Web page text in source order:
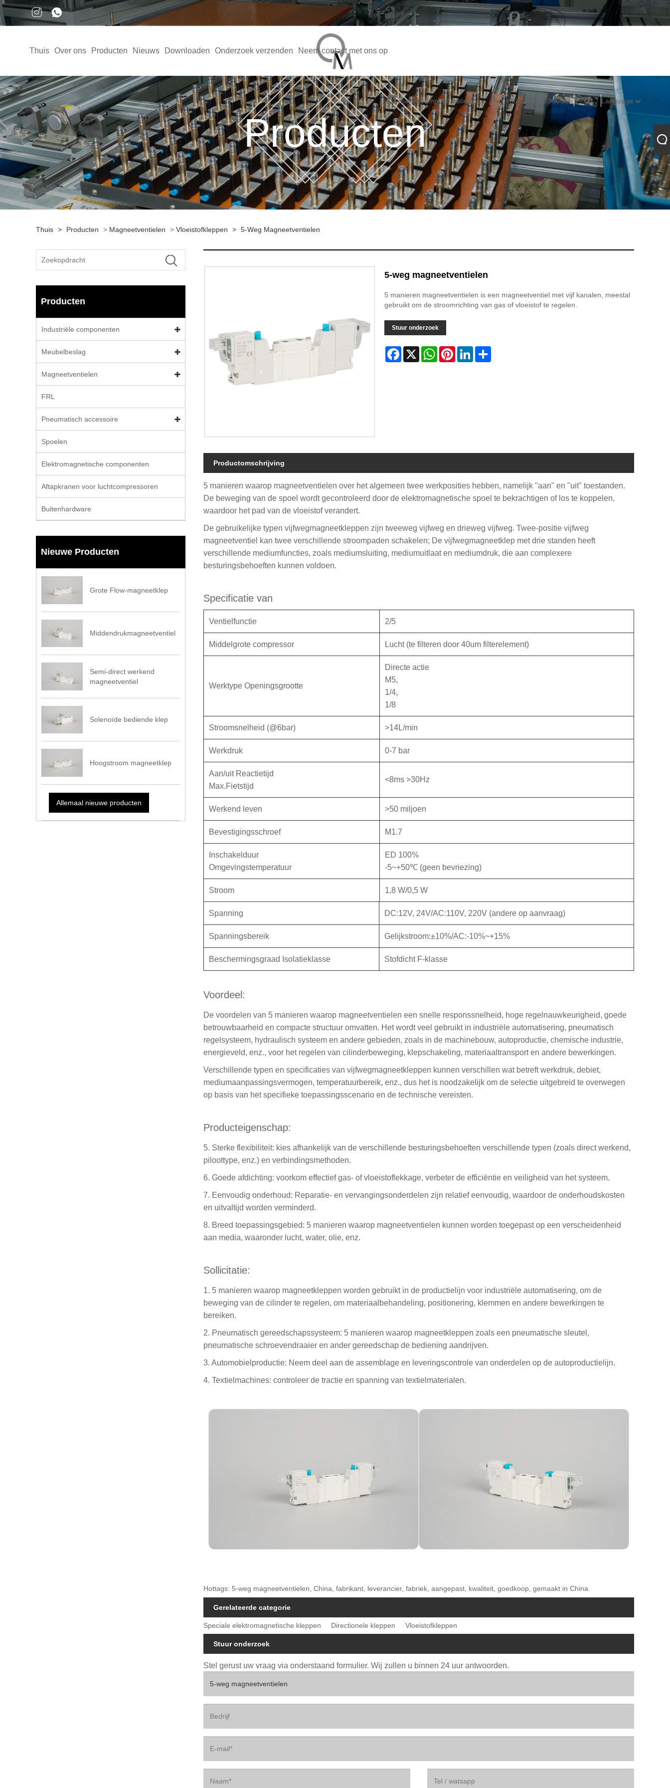
Thuis Over ons Producten Nieuws Downloaden Onderzoek verzenden Neem contact met ons op
sales@qmpneumatic.com +86-15988669855 Language
Producten
Thuis > Producten > Magneetventielen > Vloeistofkleppen > 5-Weg Magneetventielen
Producten
Industriële componenten
Meubelbeslag
Magneetventielen
FRL
Pneumatisch accessoire
Spoelen
Elektromagnetische componenten
Aftapkranen voor luchtcompressoren
Buitenhardware
Nieuwe Producten
Grote Flow-magneetklep
Middendrukmagneetventiel
Semi-direct werkend
magneetventiel
Solenoïde bediende klep
Hoogstroom magneetklep
Allemaal nieuwe producten
5-weg magneetventielen
5 manieren magneetventielen is een magneetventiel met vijf kanalen, meestal
gebruikt om de stroomrichting van gas of vloeistof te regelen.
Stuur onderzoek
Facebook
X WhatsAppPinterestLinkedInShare
Productomschrijving
5 manieren waarop magneetventielen over het algemeen twee werkposities hebben, namelijk "aan" en "uit" toestanden.
De beweging van de spoel wordt gecontroleerd door de elektromagnetische spoel te bekrachtigen of los te koppelen,
waardoor het pad van de vloeistof verandert.
De gebruikelijke typen vijfwegmagneetkleppen zijn tweeweg vijfweg en drieweg vijfweg. Twee-positie vijfweg
magneetventiel kan twee verschillende stroompaden schakelen; De vijfwegmagneetklep met drie standen heeft
verschillende mediumfuncties, zoals mediumsluiting, mediumuitlaat en mediumdruk, die aan complexere
besturingsbehoeften kunnen voldoen.
Specificatie van
Ventielfunctie 2/5
Middelgrote compressor Lucht (te filteren door 40um filterelement)
Werktype Openingsgrootte
Directe actie
M5,
1/4,
1/8
Stroomsnelheid (@6bar) >14L/min
Werkdruk 0-7 bar
Aan/uit Reactietijd
Max.Fietstijd
<8ms >30Hz
Werkend leven >50 miljoen
Bevestigingsschroef M1.7
Inschakelduur
Omgevingstemperatuur
ED 100%
-5~+50℃ (geen bevriezing)
Stroom 1,8 W/0,5 W
Spanning DC:12V, 24V/AC:110V, 220V (andere op aanvraag)
Spanningsbereik Gelijkstroom:±10%/AC:-10%~+15%
Beschermingsgraad Isolatieklasse Stofdicht F-klasse
Voordeel:
De voordelen van 5 manieren waarop magneetventielen een snelle responssnelheid, hoge regelnauwkeurigheid, goede
betrouwbaarheid en compacte structuur omvatten. Het wordt veel gebruikt in industriële automatisering, pneumatisch
regelsysteem, hydraulisch systeem en andere gebieden, zoals in de machinebouw, autoproductie, chemische industrie,
energieveld, enz., voor het regelen van cilinderbeweging, klepschakeling, materiaaltransport en andere bewerkingen.
Verschillende typen en specificaties van vijfwegmagneetkleppen kunnen verschillen wat betreft werkdruk, debiet,
mediumaanpassingsvermogen, temperatuurbereik, enz., dus het is noodzakelijk om de selectie uitgebreid te overwegen
op basis van het specifieke toepassingsscenario en de technische vereisten.
Producteigenschap:
5. Sterke flexibiliteit: kies afhankelijk van de verschillende besturingsbehoeften verschillende typen (zoals direct werkend,
piloottype, enz.) en verbindingsmethoden.
6. Goede afdichting: voorkom effectief gas- of vloeistoflekkage, verbeter de efficiëntie en veiligheid van het systeem.
7. Eenvoudig onderhoud: Reparatie- en vervangingsonderdelen zijn relatief eenvoudig, waardoor de onderhoudskosten
en uitvaltijd worden verminderd.
8. Breed toepassingsgebied: 5 manieren waarop magneetventielen kunnen worden toegepast op een verscheidenheid
aan media, waaronder lucht, water, olie, enz.
Sollicitatie:
1. 5 manieren waarop magneetkleppen worden gebruikt in de productielijn voor industriële automatisering, om de
beweging van de cilinder te regelen, om materiaalbehandeling, positionering, klemmen en andere bewerkingen te
bereiken.
2. Pneumatisch gereedschapssysteem: 5 manieren waarop magneetkleppen zoals een pneumatische sleutel,
pneumatische schroevendraaier en ander gereedschap de bediening aandrijven.
3. Automobielproductie: Neem deel aan de assemblage en leveringscontrole van onderdelen op de autoproductielijn.
4. Textielmachines: controleer de tractie en spanning van textielmaterialen.
Hottags: 5-weg magneetventielen, China, fabrikant, leverancier, fabriek, aangepast, kwaliteit, goedkoop, gemaakt in China
Gerelateerde categorie
Speciale elektromagnetische kleppen Directionele kleppen Vloeistofkleppen
Stuur onderzoek
Stel gerust uw vraag via onderstaand formulier. Wij zullen u binnen 24 uur antwoorden.